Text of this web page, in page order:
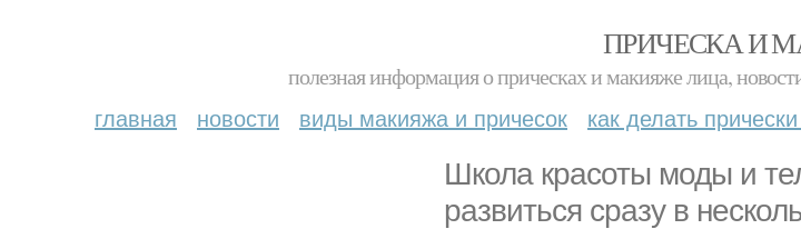
ПРИЧЕСКА И
полезная информация о прическах и макияже лица,
главная новости виды макияжа и причесок как делать
Школа красоты моды и
развиться сразу в